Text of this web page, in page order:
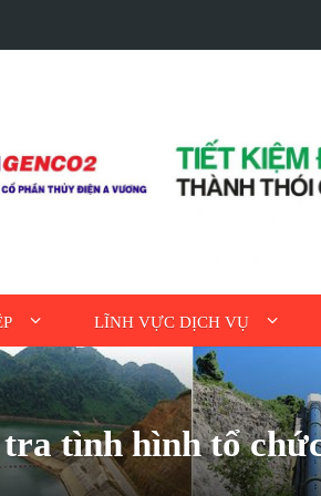
LĨNH VỰC DỊCH VỤ
tình hình tổ